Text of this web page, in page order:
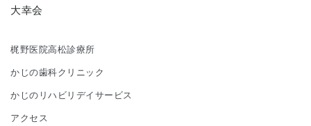
大幸会
梶野医院高松診療所
かじの歯科クリニック
かじのリハビリデイサービス
アクセス